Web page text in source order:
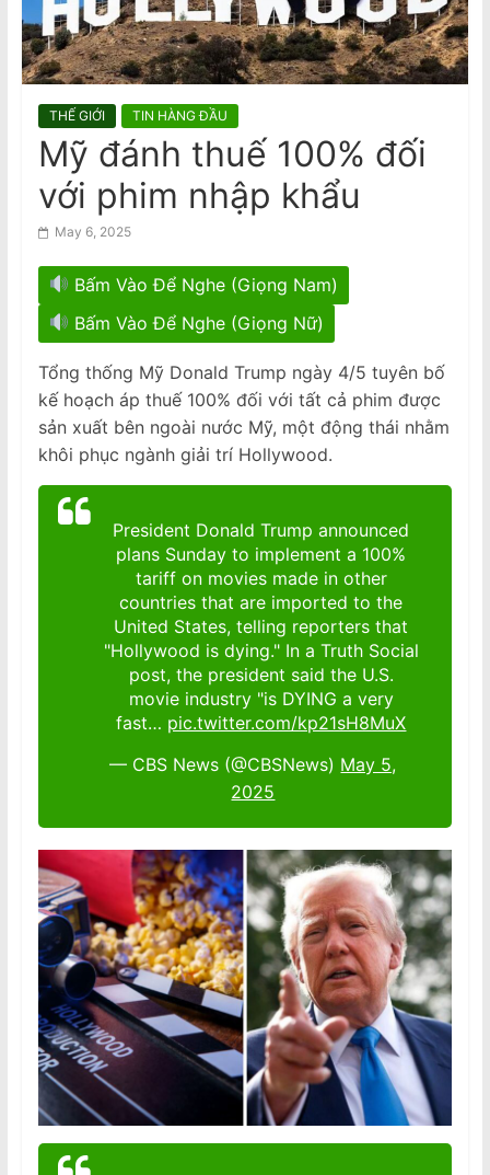
a
m
s
N
e
s
p
a
p
e
r
THẾ GIỚI TIN HÀNG ĐẦU
Mỹ đánh thuế 100% đối
với phim nhập khẩu
May 6, 2025
Bấm Vào Để Nghe (Giọng Nam)
Bấm Vào Để Nghe (Giọng Nữ)
Tổng thống Mỹ Donald Trump ngày 4/5 tuyên bố
kế hoạch áp thuế 100% đối với tất cả phim được
sản xuất bên ngoài nước Mỹ, một động thái nhằm
khôi phục ngành giải trí Hollywood.
President Donald Trump announced
plans Sunday to implement a 100%
tariff on movies made in other
countries that are imported to the
United States, telling reporters that
"Hollywood is dying." In a Truth Social
post, the president said the U.S.
movie industry "is DYING a very
fast… pic.twitter.com/kp21sH8MuX
— CBS News (@CBSNews) May 5,
2025